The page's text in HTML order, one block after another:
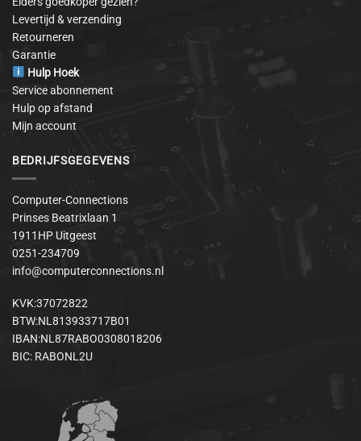
Levertijd & verzending
Retourneren
Garantie
Hulp Hoek
Service abonnement
Hulp op afstand
Mijn account
BEDRIJFSGEGEVENS
Computer-Connections
Prinses Beatrixlaan 1
1911HP Uitgeest
0251-234709
info@computerconnections.nl
KVK:37072822
BTW:NL813933717B01
IBAN:NL87RABO0308018206
BIC: RABONL2U